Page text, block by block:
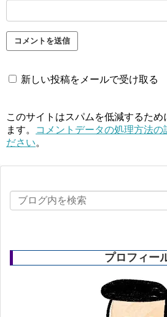
新しい投稿をメールで受け取る
このサイトはスパムを低減するた
ます。
コメントデータの処理方法の
ださい。
プロフィー